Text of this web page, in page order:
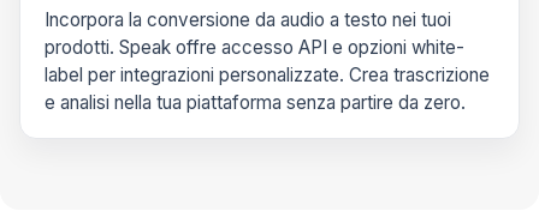
Incorpora la conversione da audio a testo nei tuoi
prodotti. Speak offre accesso API e opzioni white-
label per integrazioni personalizzate. Crea trascrizione
e analisi nella tua piattaforma senza partire da zero.